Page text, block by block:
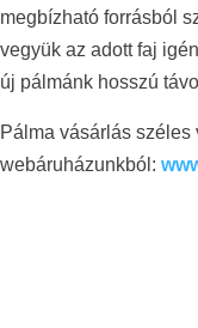
megbízható forrásból
vegyük az adott faj
új pálmánk hosszú
Pálma vásárlás
webáruházunkból: